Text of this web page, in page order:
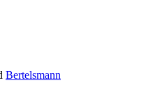
Bertelsmann